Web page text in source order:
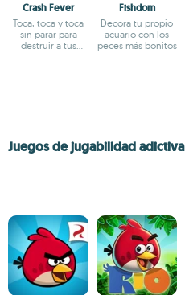
Crash Fever
Toca, toca y toca
sin parar para
destruir a tus
Fishdom
Decora tu propio
acuario con los
peces más bonitos
Juegos de jugabilidad adictiva